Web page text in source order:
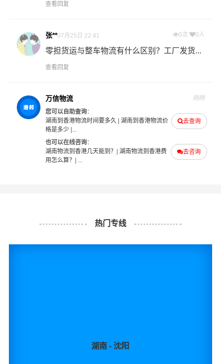
查看回复
张**07月25日 22:41 0次 0人
零担货运与整车物流有什么区别？工厂发货...
查看回复
万信物流 刚刚
去查询
您可以自助查询：
湖南到香港物流时间要多久
湖南到香港物流价
格是多少|...
去咨询
也可以在线咨询：
湖南物流到香港几天能到？
湖南物流到香港费
用怎么算？
| ...
热门专线
湖南 - 沈阳